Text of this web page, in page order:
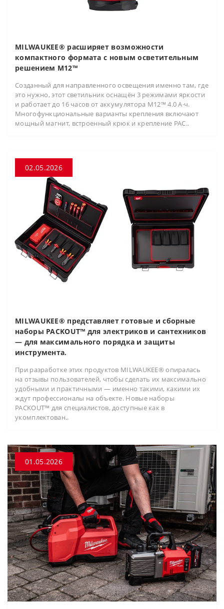
MILWAUKEE® расширяет возможности
компактного формата с новым осветительным
решением M12™
Созданный для направленного освещения именно там, где
это нужно, этот светильник оснащён 3 режимами яркости
и работает до 16 часов от аккумулятора M12™ 4.0 А·ч.
Многофункциональные варианты крепления включают
мощный магнит, встроенный крюк и крепление PAC..
02.05.2026
MILWAUKEE® представляет готовые и сборные
наборы PACKOUT™ для электриков и сантехников
— для максимального порядка и защиты
инструмента.
При разработке этих продуктов MILWAUKEE® опиралась
на отзывы пользователей, чтобы сделать их максимально
удобными и практичными — именно такими, какими их
ждут профессионалы на объекте. Новые наборы
PACKOUT™ для специалистов, доступные как в
укомплектован..
01.05.2026